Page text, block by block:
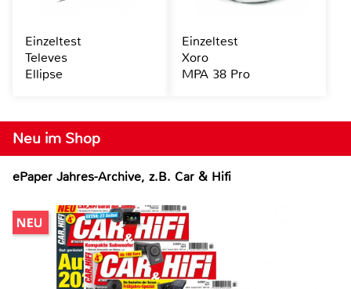
Neu im Shop
ePaper Jahres-Archive, z.B. Car & Hifi
Einzeltest
Televes
Ellipse
Einzeltest
Xoro
MPA 38 Pro